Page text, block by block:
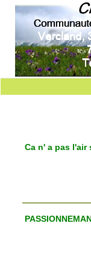
Ca n' a pas l'air